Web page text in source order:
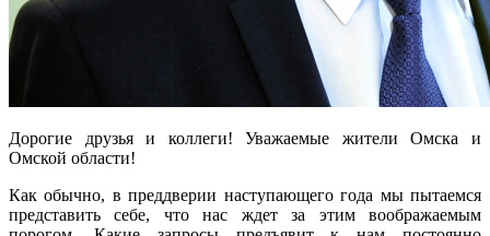
Дорогие друзья и коллеги! Уважаемые жители Омска и
Омской области!
Как обычно, в преддверии наступающего года мы пытаемся
представить себе, что нас ждет за этим воображаемым